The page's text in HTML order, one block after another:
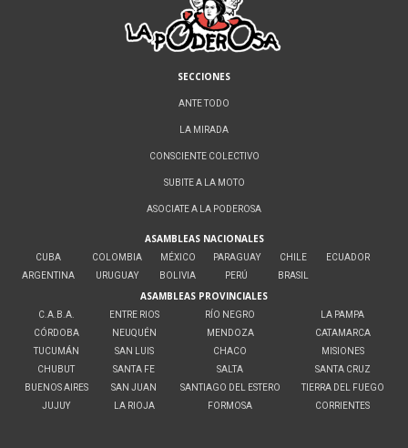
SECCIONES
ANTE TODO
LA MIRADA
CONSCIENTE COLECTIVO
SUBITE A LA MOTO
ASOCIATE A LA PODEROSA
ASAMBLEAS NACIONALES
CUBA
ARGENTINA
COLOMBIA
URUGUAY
MÉXICO
BOLIVIA
PARAGUAY
PERÚ
CHILE
BRASIL
ECUADOR
ASAMBLEAS PROVINCIALES
C.A.B.A.
CÓRDOBA
TUCUMÁN
CHUBUT
BUENOS AIRES
JUJUY
ENTRE RIOS
NEUQUÉN
SAN LUIS
SANTA FE
SAN JUAN
LA RIOJA
RÍO NEGRO
MENDOZA
CHACO
SALTA
SANTIAGO DEL ESTERO
FORMOSA
LA PAMPA
CATAMARCA
MISIONES
SANTA CRUZ
TIERRA DEL FUEGO
CORRIENTES